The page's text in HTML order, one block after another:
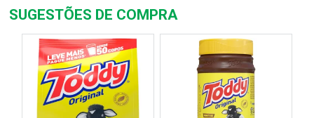
SUGESTÕES DE COMPRA